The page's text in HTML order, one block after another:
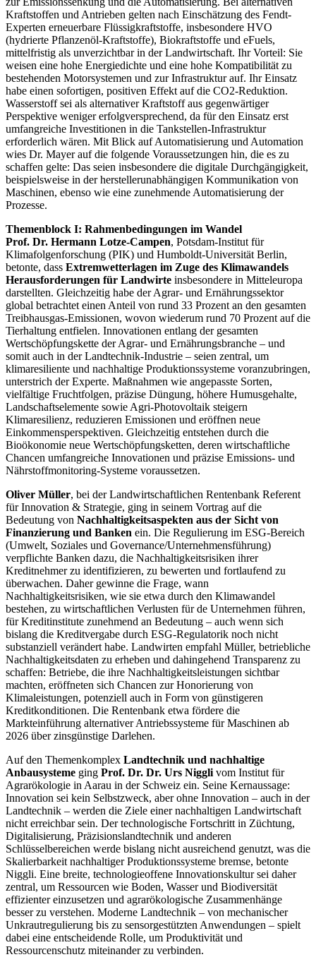
Kraftstoffen und Antrieben gelten nach Einschätzung des Fendt-
Experten erneuerbare Flüssigkraftstoffe, insbesondere HVO
(hydrierte Pflanzenöl-Kraftstoffe), Biokraftstoffe und eFuels,
mittelfristig als unverzichtbar in der Landwirtschaft. Ihr Vorteil: Sie
weisen eine hohe Energiedichte und eine hohe Kompatibilität zu
bestehenden Motorsystemen und zur Infrastruktur auf. Ihr Einsatz
habe einen sofortigen, positiven Effekt auf die CO2-Reduktion.
Wasserstoff sei als alternativer Kraftstoff aus gegenwärtiger
Perspektive weniger erfolgversprechend, da für den Einsatz erst
umfangreiche Investitionen in die Tankstellen-Infrastruktur
erforderlich wären. Mit Blick auf Automatisierung und Automation
wies Dr. Mayer auf die folgende Voraussetzungen hin, die es zu
schaffen gelte: Das seien insbesondere die digitale Durchgängigkeit,
beispielsweise in der herstellerunabhängigen Kommunikation von
Maschinen, ebenso wie eine zunehmende Automatisierung der
Prozesse.
Themenblock I: Rahmenbedingungen im Wandel
Prof. Dr. Hermann Lotze-Campen, Potsdam-Institut für
Klimafolgenforschung (PIK) und Humboldt-Universität Berlin,
betonte, dass Extremwetterlagen im Zuge des Klimawandels
Herausforderungen für Landwirte insbesondere in Mitteleuropa
darstellten. Gleichzeitig habe der Agrar- und Ernährungssektor
global betrachtet einen Anteil von rund 33 Prozent an den gesamten
Treibhausgas-Emissionen, wovon wiederum rund 70 Prozent auf die
Tierhaltung entfielen. Innovationen entlang der gesamten
Wertschöpfungskette der Agrar- und Ernährungsbranche – und
somit auch in der Landtechnik-Industrie – seien zentral, um
klimaresiliente und nachhaltige Produktionssysteme voranzubringen,
unterstrich der Experte. Maßnahmen wie angepasste Sorten,
vielfältige Fruchtfolgen, präzise Düngung, höhere Humusgehalte,
Landschaftselemente sowie Agri-Photovoltaik steigern
Klimaresilienz, reduzieren Emissionen und eröffnen neue
Einkommensperspektiven. Gleichzeitig entstehen durch die
Bioökonomie neue Wertschöpfungsketten, deren wirtschaftliche
Chancen umfangreiche Innovationen und präzise Emissions- und
Nährstoffmonitoring-Systeme voraussetzen.
Oliver Müller, bei der Landwirtschaftlichen Rentenbank Referent
für Innovation & Strategie, ging in seinem Vortrag auf die
Bedeutung von Nachhaltigkeitsaspekten aus der Sicht von
Finanzierung und Banken ein. Die Regulierung im ESG-Bereich
(Umwelt, Soziales und Governance/Unternehmensführung)
verpflichte Banken dazu, die Nachhaltigkeitsrisiken ihrer
Kreditnehmer zu identifizieren, zu bewerten und fortlaufend zu
überwachen. Daher gewinne die Frage, wann
Nachhaltigkeitsrisiken, wie sie etwa durch den Klimawandel
bestehen, zu wirtschaftlichen Verlusten für de Unternehmen führen,
für Kreditinstitute zunehmend an Bedeutung – auch wenn sich
bislang die Kreditvergabe durch ESG-Regulatorik noch nicht
substanziell verändert habe. Landwirten empfahl Müller, betriebliche
Nachhaltigkeitsdaten zu erheben und dahingehend Transparenz zu
schaffen: Betriebe, die ihre Nachhaltigkeitsleistungen sichtbar
machten, eröffneten sich Chancen zur Honorierung von
Klimaleistungen, potenziell auch in Form von günstigeren
Kreditkonditionen. Die Rentenbank etwa fördere die
Markteinführung alternativer Antriebssysteme für Maschinen ab
2026 über zinsgünstige Darlehen.
Auf den Themenkomplex Landtechnik und nachhaltige
Anbausysteme ging Prof. Dr. Dr. Urs Niggli vom Institut für
Agrarökologie in Aarau in der Schweiz ein. Seine Kernaussage:
Innovation sei kein Selbstzweck, aber ohne Innovation – auch in der
Landtechnik – werden die Ziele einer nachhaltigen Landwirtschaft
nicht erreichbar sein. Der technologische Fortschritt in Züchtung,
Digitalisierung, Präzisionslandtechnik und anderen
Schlüsselbereichen werde bislang nicht ausreichend genutzt, was die
Skalierbarkeit nachhaltiger Produktionssysteme bremse, betonte
Niggli. Eine breite, technologieoffene Innovationskultur sei daher
zentral, um Ressourcen wie Boden, Wasser und Biodiversität
effizienter einzusetzen und agrarökologische Zusammenhänge
besser zu verstehen. Moderne Landtechnik – von mechanischer
Unkrautregulierung bis zu sensorgestützten Anwendungen – spielt
dabei eine entscheidende Rolle, um Produktivität und
Ressourcenschutz miteinander zu verbinden.